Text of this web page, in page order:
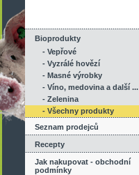
Bioprodukty
- Vepřové
- Vyzrálé hovězí
- Masné výrobky
- Víno, medovina a další ...
- Zelenina
- Všechny produkty
Seznam prodejců
Recepty
Jak nakupovat - obchodní
podmínky